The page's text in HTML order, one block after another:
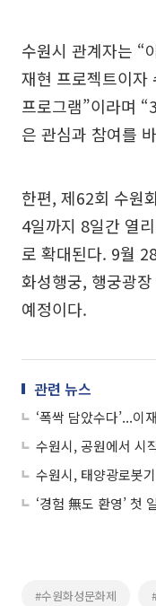
수원시 관계자는 “
재현 프로젝트이자
프로그램”이라며
은 관심과 참여를
한편, 제62회 수원
4일까지 8일간 열
로 확대된다. 9월
화성행궁, 행궁광
예정이다.
관련 뉴스
수원시, 공원에서 시
‘경험 無도 환영’ 첫
#수원화성문화제